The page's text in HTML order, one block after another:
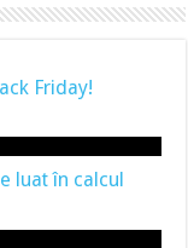
Friday!
luat în calcul